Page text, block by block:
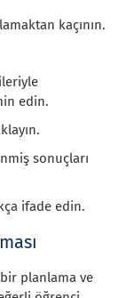
kaçının.
edin.
sonuçları
ifade edin.
planlama ve